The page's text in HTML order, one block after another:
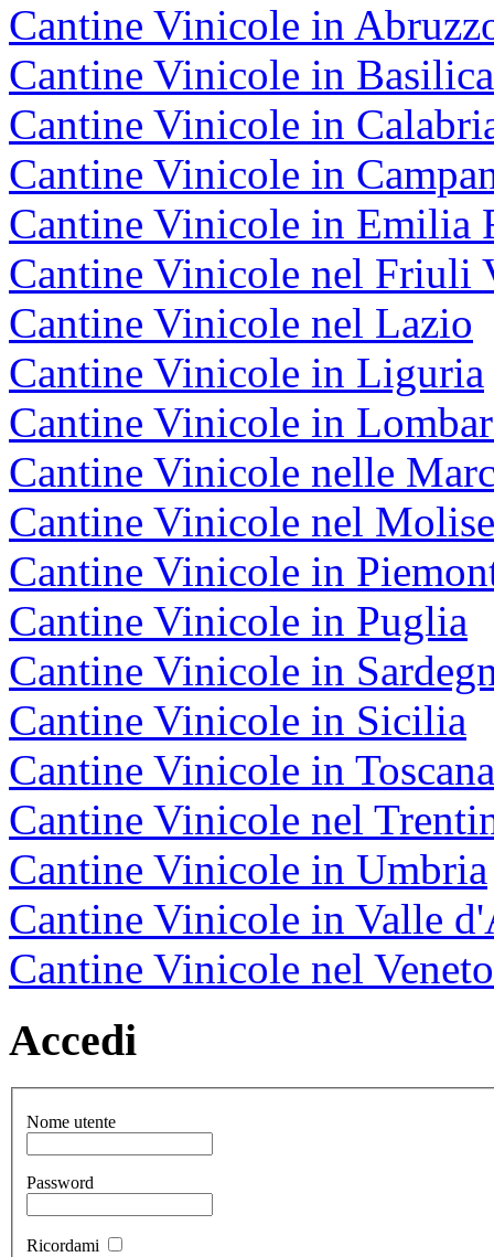
Cantine Vinicole in
Cantine Vinicole in
Cantine Vinicole in
Cantine Vinicole in
Cantine Vinicole in Emilia
Cantine Vinicole nel Friuli
Cantine Vinicole nel Lazio
Cantine Vinicole in Liguria
Cantine Vinicole in
Cantine Vinicole nelle
Cantine Vinicole nel Molise
Cantine Vinicole in
Cantine Vinicole in Puglia
Cantine Vinicole in
Cantine Vinicole in Sicilia
Cantine Vinicole in Toscana
Cantine Vinicole nel
Cantine Vinicole in Umbria
Cantine Vinicole in Valle
Cantine Vinicole nel Veneto
Accedi
Nome utente
Password
Ricordami